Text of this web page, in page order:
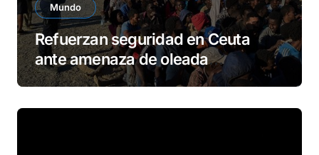
Mundo
Refuerzan seguridad en Ceuta
ante amenaza de oleada
migratoria